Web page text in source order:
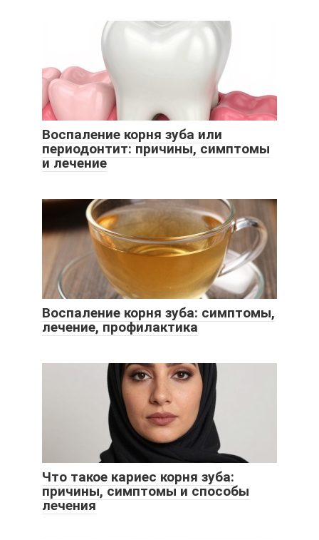
Воспаление корня зуба или
периодонтит: причины, симптомы
и лечение
Воспаление корня зуба: симптомы,
лечение, профилактика
Что такое кариес корня зуба:
причины, симптомы и способы
лечения